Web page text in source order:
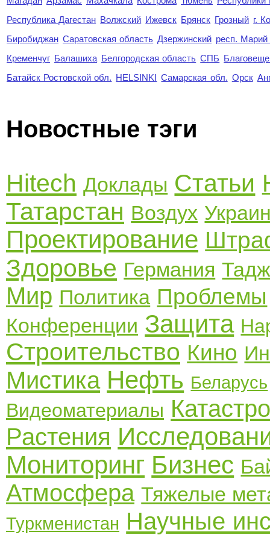
Республика Дагестан Волжский Ижевск Брянск Грозный г.
Биробиджан Саратовская область Дзержинский респ.
Кременчуг Балашиха Белгородская область СПБ
Батайск Ростовской обл. HELSINKI Самарская обл. Орск
Новостные тэги
Hitech Доклады Статьи
Татарстан Воздух
Проектирование
Здоровье Германия
Мир Политика Проблемы
Конференции Защита
Строительство Кино
Мистика Нефть Беларусь
Видеоматериалы
Растения
Мониторинг Бизнес
Атмосфера Тяжелые
Туркменистан Научные